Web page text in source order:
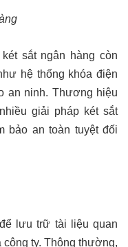
sắt ngân hàng còn
hệ thống khóa điện
an ninh. Thương hiệu
giải pháp két sắt
bảo an toàn tuyệt đối
lưu trữ tài liệu quan
công ty. Thông thường,